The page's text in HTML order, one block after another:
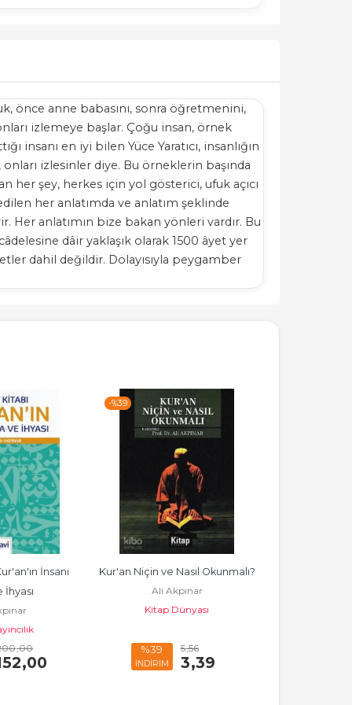
önce anne babasını, sonra öğretmenini,
izlemeye başlar. Çoğu insan, örnek
insanı en iyi bilen Yüce Yaratıcı, insanlığın
izlesinler diye. Bu örneklerin başında
her şey, herkes için yol gösterici, ufuk açıcı
her anlatımda ve anlatım şeklinde
Her anlatımın bize bakan yönleri vardır. Bu
dâir yaklaşık olarak 1500 âyet yer
dahil değildir. Dolayısıyla peygamber
İnsanı
İhyası
,00
,00
-%39
Kur'an Niçin ve Nasıl Okunmalı?
Ali Akpınar
Kitap Dünyası
%39
İNDİRİM
5,56
3,39